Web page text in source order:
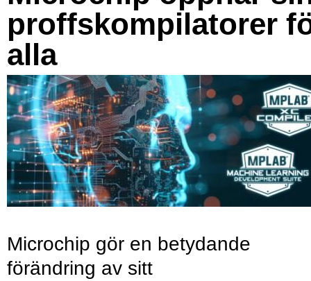
proffskompilatorer
alla
Microchip gör en betydande
förändring av sitt